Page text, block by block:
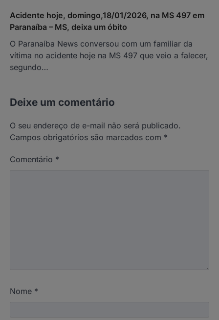
Acidente hoje, domingo,18/01/2026, na MS 497 em
Paranaíba – MS, deixa um óbito
O Paranaíba News conversou com um familiar da
vítima no acidente hoje na MS 497 que veio a falecer,
segundo…
Deixe um comentário
O seu endereço de e-mail não será publicado.
Campos obrigatórios são marcados com *
Comentário *
Nome *